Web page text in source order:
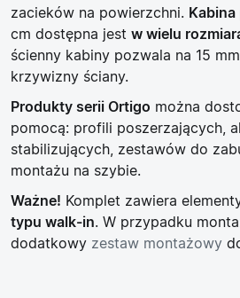
zacieków na powierzchni.
cm dostępna jest w wielu
ścienny kabiny pozwala na 15
krzywizny ściany.
Produkty serii Ortigo można
pomocą: profili poszerzających,
stabilizujących, zestawów do
montażu na szybie.
Ważne! Komplet zawiera
typu walk-in. W przypadku
dodatkowy zestaw montażowy